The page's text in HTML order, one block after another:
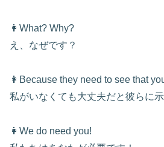
👩What? Why?
え、なぜです？
👩Because they need to see that
私がいなくても大丈夫だと彼らに
👩We do need you!